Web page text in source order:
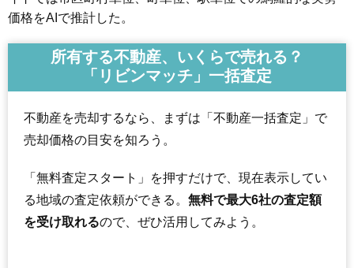
価格をAIで推計した。
所有する不動産、いくらで売れる？
「リビンマッチ」一括査定
不動産を売却するなら、まずは「不動産一括査定」で
売却価格の目安を知ろう。
「無料査定スタート」を押すだけで、現在表示してい
る地域の査定依頼ができる。 無料で最大6社の査定額
を受け取れるので、ぜひ活用してみよう。